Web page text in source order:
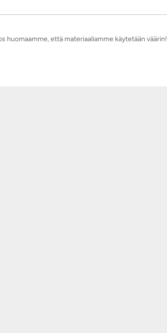
huomaamme, että materiaaliamme käytetään väärin!